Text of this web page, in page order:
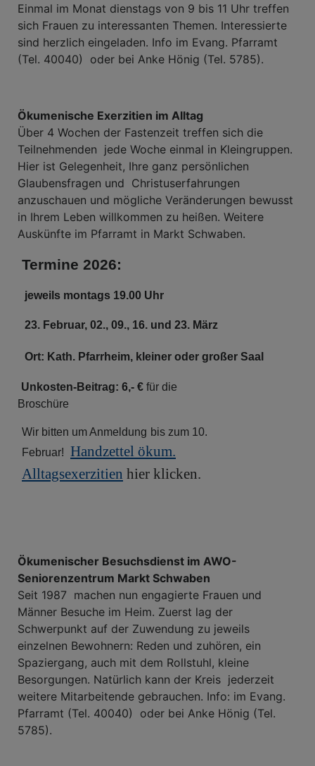
Einmal im Monat dienstags von 9 bis 11 Uhr treffen
sich Frauen zu interessanten Themen. Interessierte
sind herzlich eingeladen. Info im Evang. Pfarramt
(Tel. 40040) oder bei Anke Hönig (Tel. 5785).
Ökumenische Exerzitien im Alltag
Über 4 Wochen der Fastenzeit treffen sich die
Teilnehmenden jede Woche einmal in Kleingruppen.
Hier ist Gelegenheit, Ihre ganz persönlichen
Glaubensfragen und Christuserfahrungen
anzuschauen und mögliche Veränderungen bewusst
in Ihrem Leben willkommen zu heißen. Weitere
Auskünfte im Pfarramt in Markt Schwaben.
Termine 2026:
jeweils montags 19.00 Uhr
23. Februar, 02., 09., 16. und 23. März
Ort: Kath. Pfarrheim, kleiner oder großer Saal
Unkosten-Beitrag: 6,- € für die
Wir bitten um Anmeldung bis zum 10.
Februar! Handzettel ökum.
Alltagsexerzitien hier klicken.
Ökumenischer Besuchsdienst im AWO-
Seniorenzentrum Markt Schwaben
Seit 1987 machen nun engagierte Frauen und
Männer Besuche im Heim. Zuerst lag der
Schwerpunkt auf der Zuwendung zu jeweils
einzelnen Bewohnern: Reden und zuhören, ein
Spaziergang, auch mit dem Rollstuhl, kleine
Besorgungen. Natürlich kann der Kreis jederzeit
weitere Mitarbeitende gebrauchen. Info: im Evang.
Pfarramt (Tel. 40040) oder bei Anke Hönig (Tel.
5785).